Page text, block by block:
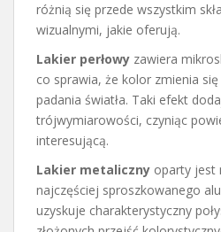
różnią się przede wszystkim
wizualnymi, jakie oferują.
Lakier perłowy zawiera
co sprawia, że kolor zmienia
padania światła. Taki efekt
trójwymiarowości, czyniąc
interesującą.
Lakier metaliczny oparty jest
najczęściej sproszkowanego
uzyskuje charakterystyczny